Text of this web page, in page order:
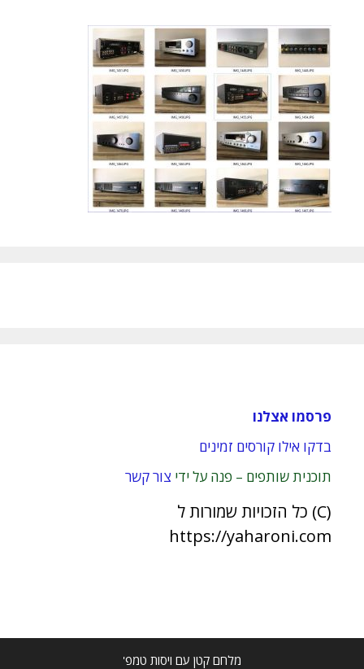
פרסמו אצלנו
בדקו אילו קורסים זמינים
תוכנית שותפים – פנה על ידי צור קשר
(C) כל הזכויות שמורות ל
https://yaharoni.com
מלחם קטן עם ויסות טמפ'